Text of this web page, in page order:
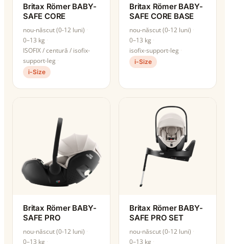
Britax Römer BABY-
SAFE CORE
nou-născut (0-12 luni)
0–13 kg
ISOFIX / centură / isofix-
support-leg
i-Size
Britax Römer BABY-
SAFE CORE BASE
nou-născut (0-12 luni)
0–13 kg
isofix-support-leg
i-Size
Britax Römer BABY-
SAFE PRO
nou-născut (0-12 luni)
0–13 kg
Britax Römer BABY-
SAFE PRO SET
nou-născut (0-12 luni)
0–13 kg